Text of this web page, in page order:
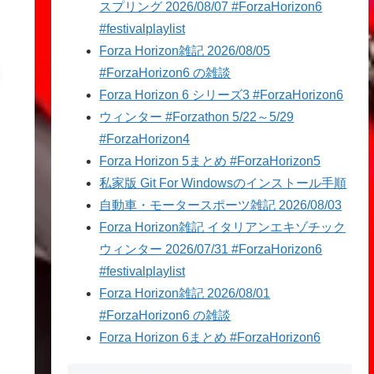
スプリング 2026/08/07 #ForzaHorizon6
#festivalplaylist
Forza Horizon雑記 2026/08/05
#ForzaHorizon6 の雑談
Forza Horizon 6 シリーズ3 #ForzaHorizon6
ウィンター #Forzathon 5/22～5/29
#ForzaHorizon4
Forza Horizon 5まとめ #ForzaHorizon5
私家版 Git For Windowsのインストール手順
自動車・モータースポーツ雑記 2026/08/03
Forza Horizon雑記 イタリアンエキゾチック
ウィンター 2026/07/31 #ForzaHorizon6
#festivalplaylist
Forza Horizon雑記 2026/08/01
#ForzaHorizon6 の雑談
Forza Horizon 6まとめ #ForzaHorizon6